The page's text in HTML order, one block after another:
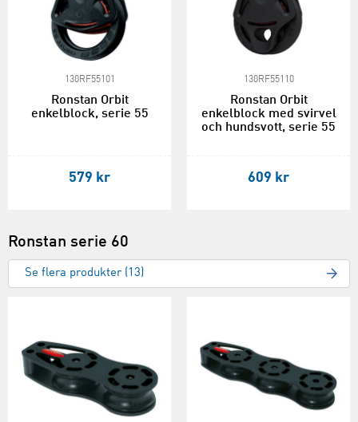
130RF55101
Ronstan Orbit
enkelblock, serie 55
579 kr
130RF55110
Ronstan Orbit
enkelblock med svirvel
och hundsvott, serie 55
609 kr
Ronstan serie 60
Se flera produkter (13)